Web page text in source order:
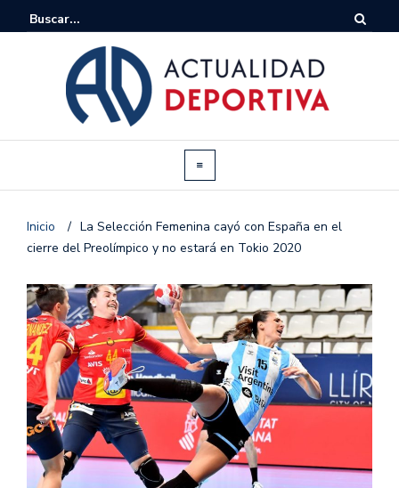
Inicio / La Selección Femenina cayó con España en el
cierre del Preolímpico y no estará en Tokio 2020